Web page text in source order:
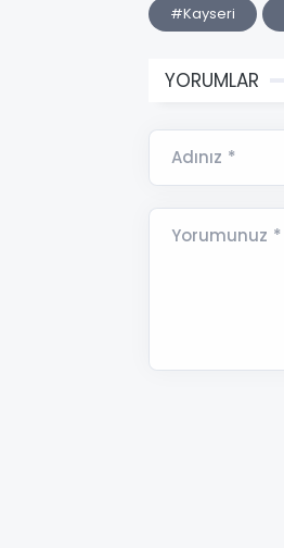
#Kayseri
YORUMLAR
Adınız *
Yorumunuz *